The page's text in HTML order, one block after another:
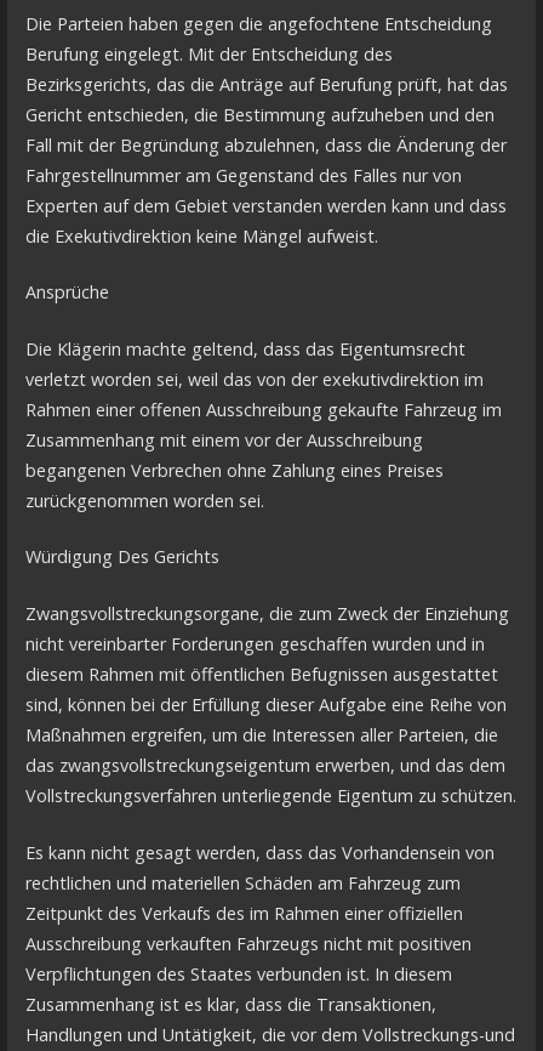
Die Parteien haben gegen die angefochtene Entscheidung
Berufung eingelegt. Mit der Entscheidung des
Bezirksgerichts, das die Anträge auf Berufung prüft, hat das
Gericht entschieden, die Bestimmung aufzuheben und den
Fall mit der Begründung abzulehnen, dass die Änderung der
Fahrgestellnummer am Gegenstand des Falles nur von
Experten auf dem Gebiet verstanden werden kann und dass
die Exekutivdirektion keine Mängel aufweist.
Ansprüche
Die Klägerin machte geltend, dass das Eigentumsrecht
verletzt worden sei, weil das von der exekutivdirektion im
Rahmen einer offenen Ausschreibung gekaufte Fahrzeug im
Zusammenhang mit einem vor der Ausschreibung
begangenen Verbrechen ohne Zahlung eines Preises
zurückgenommen worden sei.
Würdigung Des Gerichts
Zwangsvollstreckungsorgane, die zum Zweck der Einziehung
nicht vereinbarter Forderungen geschaffen wurden und in
diesem Rahmen mit öffentlichen Befugnissen ausgestattet
sind, können bei der Erfüllung dieser Aufgabe eine Reihe von
Maßnahmen ergreifen, um die Interessen aller Parteien, die
das zwangsvollstreckungseigentum erwerben, und das dem
Vollstreckungsverfahren unterliegende Eigentum zu schützen.
Es kann nicht gesagt werden, dass das Vorhandensein von
rechtlichen und materiellen Schäden am Fahrzeug zum
Zeitpunkt des Verkaufs des im Rahmen einer offiziellen
Ausschreibung verkauften Fahrzeugs nicht mit positiven
Verpflichtungen des Staates verbunden ist. In diesem
Zusammenhang ist es klar, dass die Transaktionen,
Handlungen und Untätigkeit, die vor dem Vollstreckungs-und